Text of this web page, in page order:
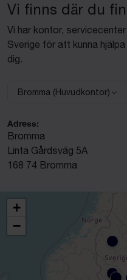
Vi finns där du
Vi har kontor,
Sverige för att kunna
dig.
Välj anläggning:
Bromma (Huvudkontor)
Adress:
Bromma
Linta Gårdsväg 5A
168 74 Bromma
+
−